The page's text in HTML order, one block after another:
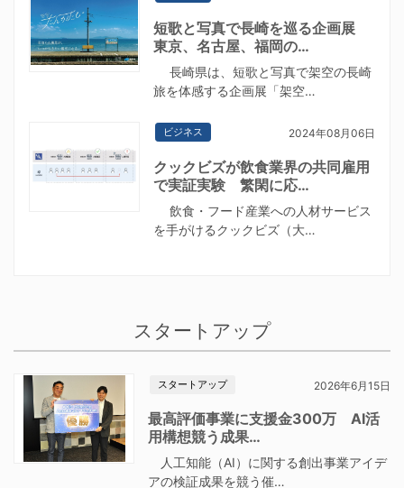
短歌と写真で長崎を巡る企画展
東京、名古屋、福岡の…
長崎県は、短歌と写真で架空の長崎
旅を体感する企画展「架空…
ビジネス 2024年08月06日
クックビズが飲食業界の共同雇用
で実証実験 繁閑に応…
飲食・フード産業への人材サービス
を手がけるクックビズ（大…
スタートアップ
スタートアップ 2026年6月15日
最高評価事業に支援金300万 AI活
用構想競う成果…
人工知能（AI）に関する創出事業アイデ
アの検証成果を競う催…